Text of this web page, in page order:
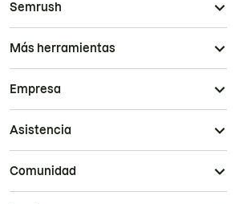
Semrush
Más herramientas
Empresa
Asistencia
Comunidad